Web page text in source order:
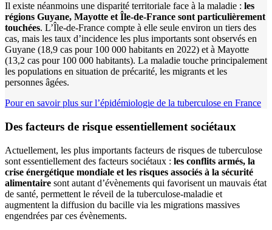
Il existe néanmoins une disparité territoriale face à la maladie : les
régions Guyane, Mayotte et Île-de-France sont particulièrement
touchées. L’Île-de-France compte à elle seule environ un tiers des
cas, mais les taux d’incidence les plus importants sont observés en
Guyane (18,9 cas pour 100 000 habitants en 2022) et à Mayotte
(13,2 cas pour 100 000 habitants). La maladie touche principalement
les populations en situation de précarité, les migrants et les
personnes âgées.
Pour en savoir plus sur l’épidémiologie de la tuberculose en France
Des facteurs de risque essentiellement sociétaux
Actuellement, les plus importants facteurs de risques de tuberculose
sont essentiellement des facteurs sociétaux : les conflits armés, la
crise énergétique mondiale et les risques associés à la sécurité
alimentaire sont autant d’évènements qui favorisent un mauvais état
de santé, permettent le réveil de la tuberculose-maladie et
augmentent la diffusion du bacille via les migrations massives
engendrées par ces évènements.